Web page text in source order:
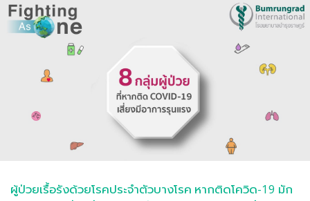
ผู้ป่วยเรื้อรังด้วยโรคประจำตัวบางโรค หากติดโควิด-19 มัก